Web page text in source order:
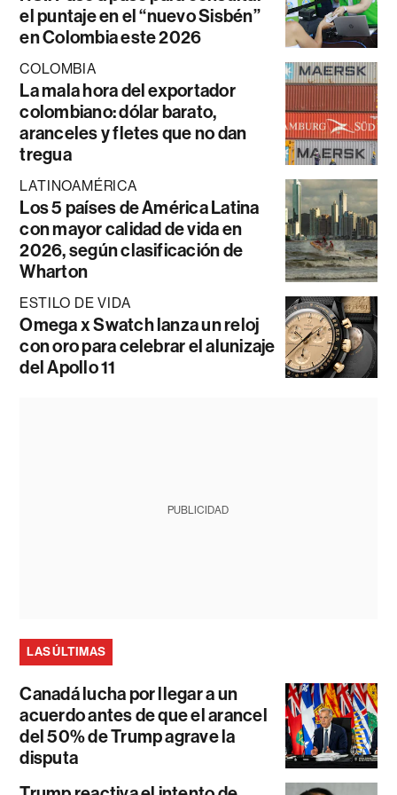
el puntaje en el “nuevo Sisbén”
en Colombia este 2026
COLOMBIA
La mala hora del exportador
colombiano: dólar barato,
aranceles y fletes que no dan
tregua
LATINOAMÉRICA
Los 5 países de América Latina
con mayor calidad de vida en
2026, según clasificación de
Wharton
ESTILO DE VIDA
Omega x Swatch lanza un reloj
con oro para celebrar el alunizaje
del Apollo 11
PUBLICIDAD
LAS ÚLTIMAS
Canadá lucha por llegar a un
acuerdo antes de que el arancel
del 50% de Trump agrave la
disputa